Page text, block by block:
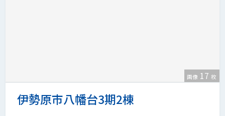
伊勢原市八幡台3期2棟
画像 17 枚